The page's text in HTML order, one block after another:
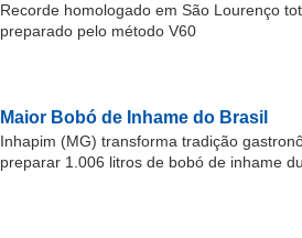
Recorde homologado em São Lourenço
preparado pelo método V60
Maior Bobó de Inhame do Brasil
Inhapim (MG) transforma tradição
preparar 1.006 litros de bobó de inhame